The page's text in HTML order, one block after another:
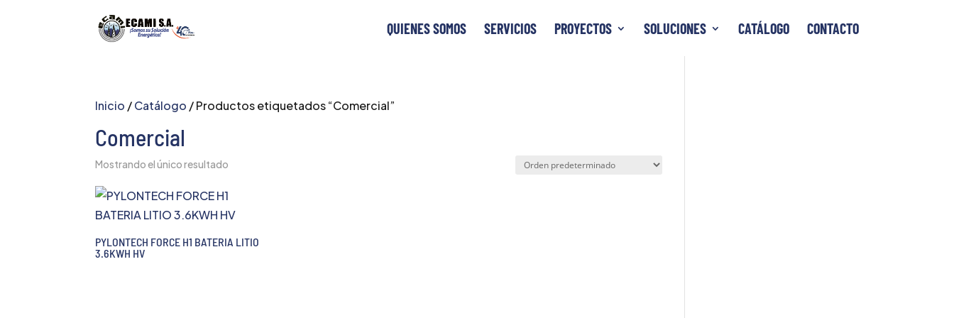
QUIENES SOMOS SERVICIOS PROYECTOS SOLUCIONES CATÁLOGO CONTACTO
Inicio /Catálogo / Productos etiquetados “Comercial”
Comercial
Mostrando el único resultado
PYLONTECH FORCE H1 BATERIA LITIO
3.6KWH HV